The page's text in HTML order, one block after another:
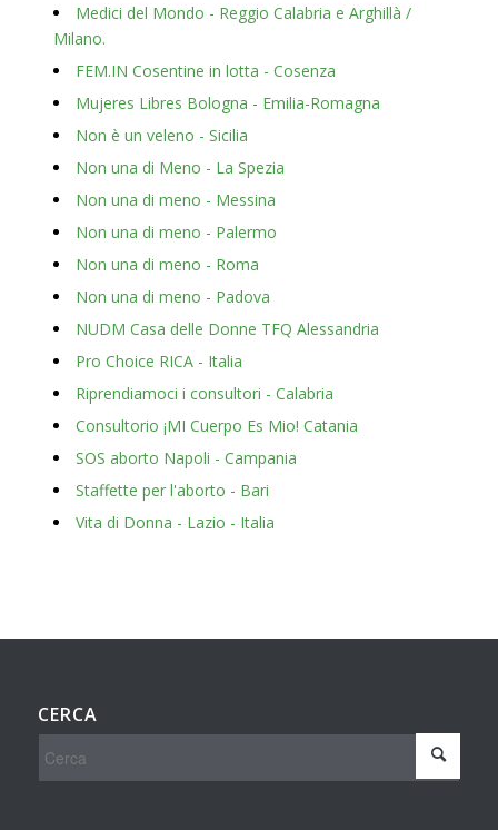
Medici del Mondo - Reggio Calabria e Arghillà /
Milano.
FEM.IN Cosentine in lotta - Cosenza
Mujeres Libres Bologna - Emilia-Romagna
Non è un veleno - Sicilia
Non una di Meno - La Spezia
Non una di meno - Messina
Non una di meno - Palermo
Non una di meno - Roma
Non una di meno - Padova
NUDM Casa delle Donne TFQ Alessandria
Pro Choice RICA - Italia
Riprendiamoci i consultori - Calabria
Consultorio ¡MI Cuerpo Es Mio! Catania
SOS aborto Napoli - Campania
Staffette per l'aborto - Bari
Vita di Donna - Lazio - Italia
CERCA